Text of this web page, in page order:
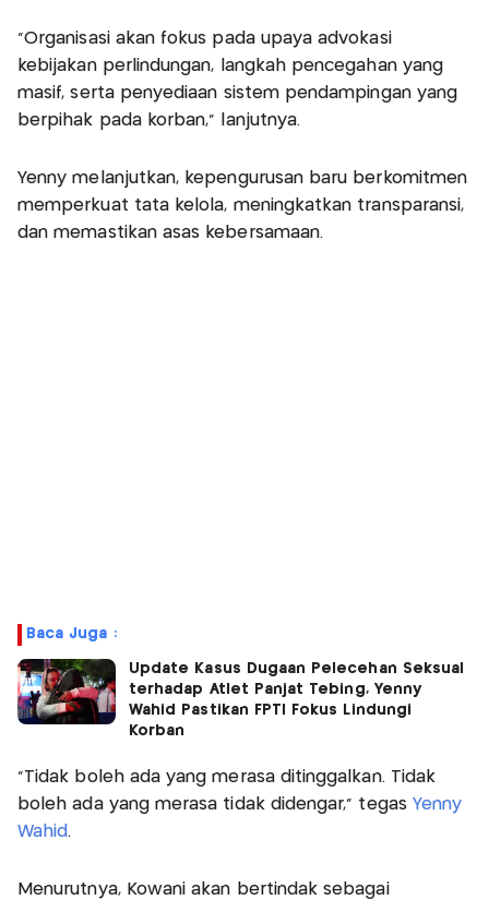
“Organisasi akan fokus pada upaya advokasi
kebijakan perlindungan, langkah pencegahan yang
masif, serta penyediaan sistem pendampingan yang
berpihak pada korban,” lanjutnya.
Yenny melanjutkan, kepengurusan baru berkomitmen
memperkuat tata kelola, meningkatkan transparansi,
dan memastikan asas kebersamaan.
Baca Juga :
Update Kasus Dugaan Pelecehan Seksual
terhadap Atlet Panjat Tebing, Yenny
Wahid Pastikan FPTI Fokus Lindungi
Korban
“Tidak boleh ada yang merasa ditinggalkan. Tidak
boleh ada yang merasa tidak didengar,” tegas Yenny
Wahid.
Menurutnya, Kowani akan bertindak sebagai